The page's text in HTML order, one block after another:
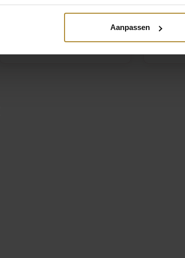
Aanpassen
Wahltafel